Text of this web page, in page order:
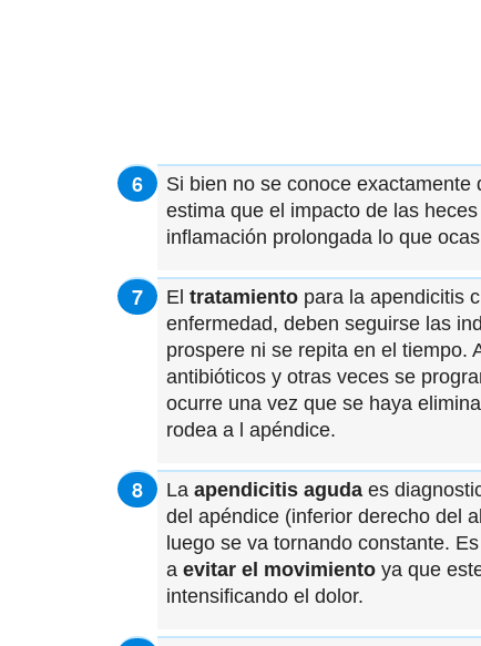
Si bien no se conoce exactamente
estima que el impacto de las
inflamación prolongada lo que
El tratamiento para la apendicitis
enfermedad, deben seguirse las
prospere ni se repita en el tiempo.
antibióticos y otras veces se
ocurre una vez que se haya
rodea a l apéndice.
La apendicitis aguda es
del apéndice (inferior derecho del
luego se va tornando constante.
a evitar el movimiento ya que
intensificando el dolor.